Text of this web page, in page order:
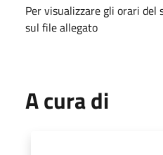
Per visualizzare gli orari del
sul file allegato
A cura di